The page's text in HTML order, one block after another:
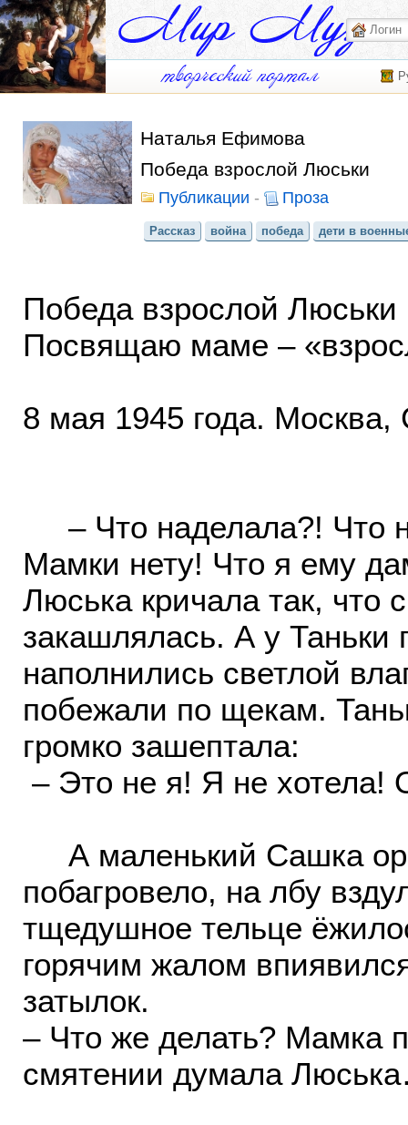
Наталья Ефимова
Победа взрослой Люськи
Публикации - Проза
Рассказ война победа дети в
Победа взрослой Люськи
Посвящаю маме –
8 мая 1945 года. Москва,
– Что наделала?! Что
Мамки нету! Что я ему
Люська кричала так, что
закашлялась. А у Таньки
наполнились светлой
побежали по щекам.
громко зашептала:
– Это не я! Я не хотела!
А маленький Сашка
побагровело, на лбу
тщедушное тельце
горячим жалом
затылок.
– Что же делать? Мамка
смятении думала